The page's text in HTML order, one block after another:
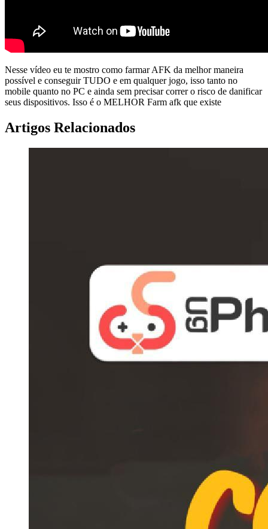
Nesse vídeo eu te mostro como farmar AFK da melhor maneira
possível e conseguir TUDO e em qualquer jogo, isso tanto no
mobile quanto no PC e ainda sem precisar correr o risco de danificar
seus dispositivos. Isso é o MELHOR Farm afk que existe
Artigos Relacionados